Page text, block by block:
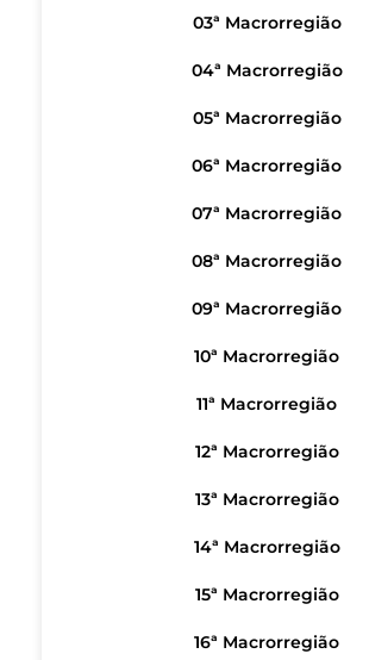
03ª Macrorregião
04ª Macrorregião
05ª Macrorregião
06ª Macrorregião
07ª Macrorregião
08ª Macrorregião
09ª Macrorregião
10ª Macrorregião
11ª Macrorregião
12ª Macrorregião
13ª Macrorregião
14ª Macrorregião
15ª Macrorregião
16ª Macrorregião